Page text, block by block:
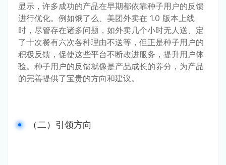
显示，许多成功的产品在早期都依靠种子用户的反馈
进行优化。例如饿了么、美团外卖在 1.0 版本上线
时，尽管存在诸多问题，如外卖几个小时无人送、定
了十次餐有六次各种理由不送等，但正是种子用户的
积极反馈，促使这些平台不断改进服务，提升用户体
验。种子用户的反馈就像是产品成长的养分，为产品
的完善提供了宝贵的方向和建议。
（二）引领方向